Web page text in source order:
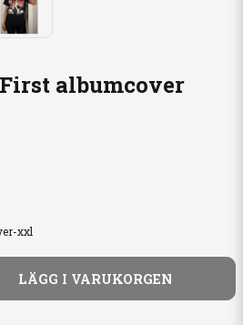
albumcover
xxl
LÄGG I VARUKORGEN